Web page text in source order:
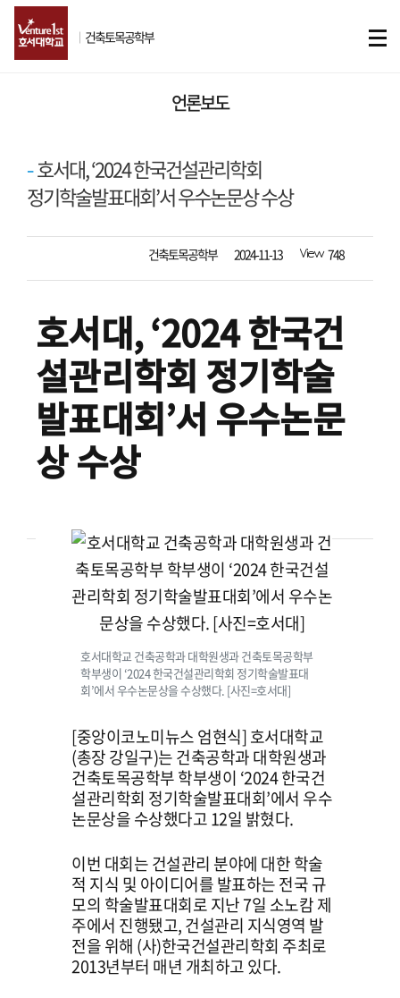
ㅣ 건축토목공학부
언론보도
호서대, ‘2024 한국건설관리학회
정기학술발표대회’서 우수논문상 수상
작성자
건축토목공학부 등록일자
2024-11-13 조회수 748
호서대, ‘2024 한국건
설관리학회 정기학술
발표대회’서 우수논문
상 수상
호서대학교 건축공학과 대학원생과 건축토목공학부
학부생이 ‘2024 한국건설관리학회 정기학술발표대
회’에서 우수논문상을 수상했다. [사진=호서대]
[중앙이코노미뉴스 엄현식] 호서대학교
(총장 강일구)는 건축공학과 대학원생과
건축토목공학부 학부생이 ‘2024 한국건
설관리학회 정기학술발표대회’에서 우수
논문상을 수상했다고 12일 밝혔다.
이번 대회는 건설관리 분야에 대한 학술
적 지식 및 아이디어를 발표하는 전국 규
모의 학술발표대회로 지난 7일 소노캄 제
주에서 진행됐고, 건설관리 지식영역 발
전을 위해 (사)한국건설관리학회 주최로
2013년부터 매년 개최하고 있다.